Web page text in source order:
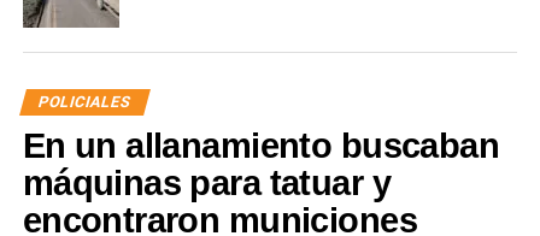
POLICIALES
En un allanamiento buscaban
máquinas para tatuar y
encontraron municiones